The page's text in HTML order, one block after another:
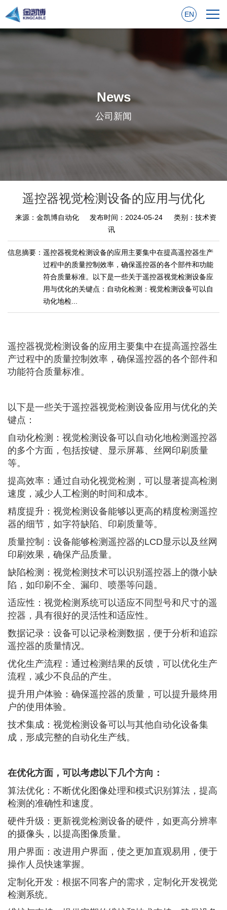
EN
News
公司新闻
遥控器视觉检测设备的应用与优化
来源：金凯博自动化 发布时间：2024-05-24
类别：技术资
讯
信息摘要： 遥控器视觉检测设备的应用主要集中在提高遥控器生产
过程中的质量控制效率，确保遥控器的各个部件和功能
符合质量标准。以下是一些关于遥控器视觉检测设备应
用与优化的关键点：自动化检测：视觉检测设备可以自
动化地检...
遥控器视觉检测设备的应用主要集中在提高遥控器生
产过程中的质量控制效率，确保遥控器的各个部件和
功能符合质量标准。
以下是一些关于遥控器视觉检测设备应用与优化的关
键点：
自动化检测：视觉检测设备可以自动化地检测遥控器
的多个方面，包括按键、显示屏幕、丝网印刷质量
等。
提高效率：通过自动化视觉检测，可以显著提高检测
速度，减少人工检测的时间和成本。
精度提升：视觉检测设备能够以更高的精度检测遥控
器的细节，如字符缺陷、印刷质量等。
质量控制：设备能够检测遥控器的LCD显示以及丝网
印刷效果，确保产品质量。
缺陷检测：视觉检测技术可以识别遥控器上的微小缺
陷，如印刷不全、漏印、喷墨等问题。
适应性：视觉检测系统可以适应不同型号和尺寸的遥
控器，具有很好的灵活性和适应性。
数据记录：设备可以记录检测数据，便于分析和追踪
遥控器的质量情况。
优化生产流程：通过检测结果的反馈，可以优化生产
流程，减少不良品的产生。
提升用户体验：确保遥控器的质量，可以提升最终用
户的使用体验。
技术集成：视觉检测设备可以与其他自动化设备集
成，形成完整的自动化生产线。
在优化方面，可以考虑以下几个方向：
算法优化：不断优化图像处理和模式识别算法，提高
检测的准确性和速度。
硬件升级：更新视觉检测设备的硬件，如更高分辨率
的摄像头，以提高图像质量。
用户界面：改进用户界面，使之更加直观易用，便于
操作人员快速掌握。
定制化开发：根据不同客户的需求，定制化开发视觉
检测系统。